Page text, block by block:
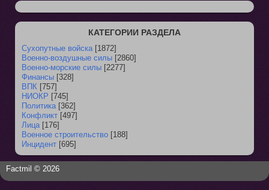
КАТЕГОРИИ РАЗДЕЛА
Сухопутные войска [1872]
Военно-воздушные силы [2860]
Военно-морские силы [2277]
Финансы [328]
ВПК [757]
НИОКР [745]
Политика [362]
Конфликт [497]
Лица [176]
Военное строительство [188]
Инцидент [695]
Factmil © 2026